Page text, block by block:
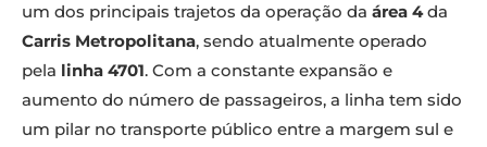
um dos principais trajetos da operação da área 4da
Carris Metropolitana, sendo atualmente operado
pela linha 4701. Com a constante expansão e
aumento do número de passageiros, a linha tem sido
um pilar no transporte público entre a margem sul e